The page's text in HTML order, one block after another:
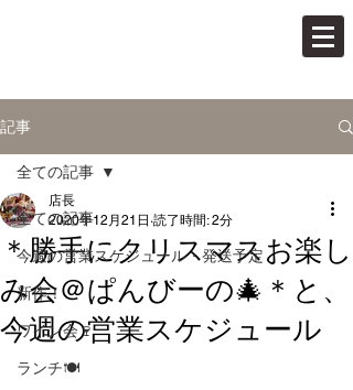
記事
全ての記事
今週の営業スケジュール・発送予定
新作！
ワイン会🍷
ランチ🍽
全ての記事
＊勝手にクリスマスお楽し
み会＠ぱんびーの🎄＊と、
今週の営業スケジュール
店長
2020年12月21日 読了時間: 2分